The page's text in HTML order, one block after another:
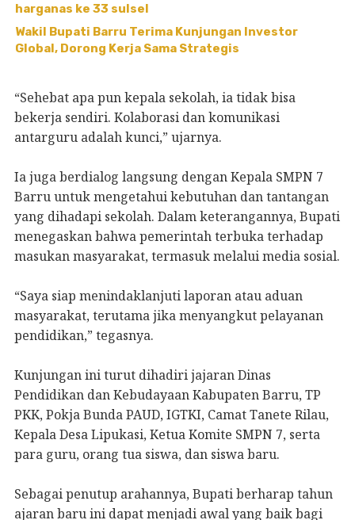
harganas ke 33 sulsel
Wakil Bupati Barru Terima Kunjungan Investor
Global, Dorong Kerja Sama Strategis
“Sehebat apa pun kepala sekolah, ia tidak bisa
bekerja sendiri. Kolaborasi dan komunikasi
antarguru adalah kunci,” ujarnya.
Ia juga berdialog langsung dengan Kepala SMPN 7
Barru untuk mengetahui kebutuhan dan tantangan
yang dihadapi sekolah. Dalam keterangannya, Bupati
menegaskan bahwa pemerintah terbuka terhadap
masukan masyarakat, termasuk melalui media sosial.
“Saya siap menindaklanjuti laporan atau aduan
masyarakat, terutama jika menyangkut pelayanan
pendidikan,” tegasnya.
Kunjungan ini turut dihadiri jajaran Dinas
Pendidikan dan Kebudayaan Kabupaten Barru, TP
PKK, Pokja Bunda PAUD, IGTKI, Camat Tanete Rilau,
Kepala Desa Lipukasi, Ketua Komite SMPN 7, serta
para guru, orang tua siswa, dan siswa baru.
Sebagai penutup arahannya, Bupati berharap tahun
ajaran baru ini dapat menjadi awal yang baik bagi